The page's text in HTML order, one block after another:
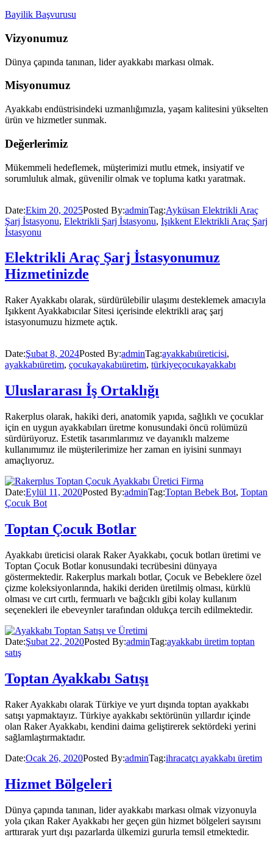
Bayilik Başvurusu
Vizyonumuz
Dünya çapında tanınan, lider ayakkabı markası olmak.
Misyonumuz
Ayakkabı endüstrisindeki uzmanlığımızla, yaşam kalitesini yükselten
ürün ve hizmetler sunmak.
Değerlerimiz
Mükemmeli hedeflemek, müşterimizi mutlu etmek, insiyatif ve
sorumluluk almak, güvenilir olmak ve topluma katkı yaratmak.
Date:Ekim 20, 2025Posted By:adminTag:Ayküsan Elektrikli Araç
Şarj İstasyonu, Elektrikli Şarj İstasyonu, Işıkkent Elektrikli Araç Şarj
İstasyonu
Elektrikli Araç Şarj İstasyonumuz
Hizmetinizde
Raker Ayakkabı olarak, sürdürülebilir ulaşımı desteklemek amacıyla
Işıkkent Ayakkabıcılar Sitesi içerisinde elektrikli araç şarj
istasyonumuzu hizmete açtık.
Date:Şubat 8, 2024Posted By:adminTag:ayakkabıüreticisi,
ayakkabıüretim, çocukayakabıüretim, türkiyeçocukayakkabı
Uluslararası İş Ortaklığı
Rakerplus olarak, hakiki deri, anatomik yapıda, sağlıklı ve çocuklar
için en uygun ayakkabıları üretme konusundaki öncü rolümüzü
sürdürüyoruz. Estetik tasarımlarımız ve dayanıklı malzeme
kullanımımız ile müşterilerimize her zaman en iyisini sunmayı
amaçlıyoruz.
Date:Eylül 11, 2020Posted By:adminTag:Toptan Bebek Bot, Toptan
Çocuk Bot
Toptan Çocuk Botlar
Ayakkabı üreticisi olarak Raker Ayakkabı, çocuk botları üretimi ve
Toptan Çocuk Botlar konusundaki tecrübesini dünyaya
göstermektedir. Rakerplus markalı botlar, Çocuk ve Bebeklere özel
çizme koleksiyonlarında, hakiki deriden üretilmiş olması, kürklü
olması ve cırt cırtlı, fermuarlı ve bağcıklı gibi kolay kullanım
seçenekleri ile ebeveynler tarafından oldukça tercih edilmektedir.
Date:Şubat 22, 2020Posted By:adminTag:ayakkabı üretim toptan
satış
Toptan Ayakkabı Satışı
Raker Ayakkabı olarak Türkiye ve yurt dışında toptan ayakkabı
satışı yapmaktayız. Türkiye ayakkabı sektörünün yıllardır içinde
olan Raker Ayakkabı, kendini daima geliştirerek sektördeki yerini
sağlamlaştırmaktadır.
Date:Ocak 26, 2020Posted By:adminTag:ihracatçı ayakkabı üretim
Hizmet Bölgeleri
Dünya çapında tanınan, lider ayakkabı markası olmak vizyonuyla
yola çıkan Raker Ayakkabı her geçen gün hizmet bölgeleri sayısını
arttırarak yurt dışı pazarlarda ülkemizi gururla temsil etmektedir.